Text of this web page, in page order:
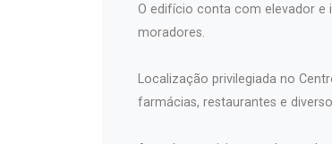
O edifício conta com elevador
moradores.
Localização privilegiada no
farmácias, restaurantes e